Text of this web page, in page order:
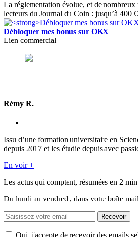
La réglementation évolue, et de
lecteurs du Journal du Coin : jusqu’à 400
Débloquer mes bonus sur OKX
Lien commercial
Rémy R.
Issu d’une formation universitaire en
depuis 2017 et les étudie depuis avec
En voir +
Les actus qui comptent, résumées en 2
Du lundi au vendredi, dans votre boîte
Recevoir
Oui, j'accepte de recevoir des emails